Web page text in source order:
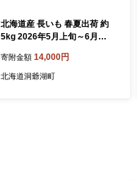
北海道産 長いも 春夏出荷 約
5kg 2026年5月上旬～6月下
ろろ 農作物 野菜 新鮮 根菜
山かけ 産地直送 お取り寄せ
寄附金額 14,000円
北海道洞爺湖町